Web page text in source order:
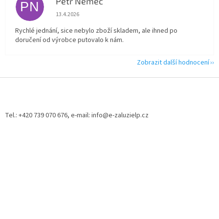
PN Hodnocení obchodu je 5 z 5 hvězdiček.
13.4.2026
Rychlé jednání, sice nebylo zboží skladem, ale ihned po
doručení od výrobce putovalo k nám.
Zobrazit další hodnocení
Tel.: +420 739 070 676, e-mail: info@e-zaluzielp.cz